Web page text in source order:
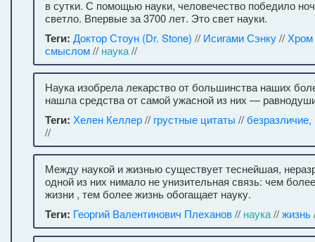
в сутки. С помощью науки, человечество победило
светло. Впервые за 3700 лет. Это свет науки.
Теги: Доктор Стоун (Dr. Stone) // Исигами Сэнку// Хром
смыслом// наука//
Наука изобрела лекарство от большинства наших
нашла средства от самой ужасной из них —
Теги: Хелен Келлер// грустные цитаты //
//
Между наукой и жизнью существует теснейшая,
одной из них нимало не унизительная связь: чем
жизни , тем более жизнь обогащает науку.
Теги: Георгий Валентинович Плеханов// наука//жизнь